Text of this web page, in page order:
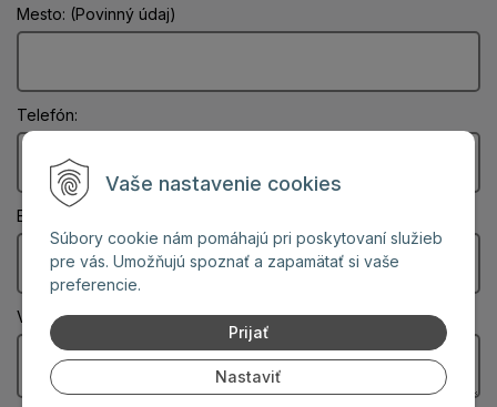
Vaše nastavenie cookies
Súbory cookie nám pomáhajú pri poskytovaní služieb
pre vás. Umožňujú spoznať a zapamätať si vaše
preferencie.
Prijať
Nastaviť
Mesto: (Povinný údaj)
Telefón:
Email: (Povinný údaj)
Vaša správa: (Povinný údaj)